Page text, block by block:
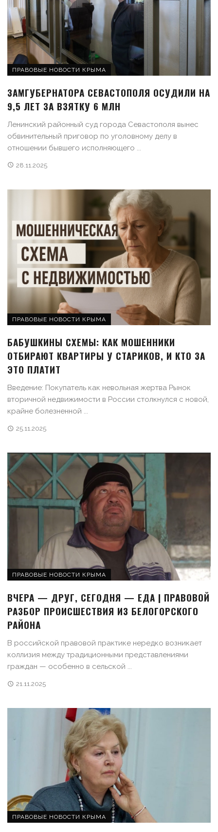
ПРАВОВЫЕ НОВОСТИ КРЫМА
ЗАМГУБЕРНАТОРА СЕВАСТОПОЛЯ ОСУДИЛИ НА
9,5 ЛЕТ ЗА ВЗЯТКУ 6 МЛН
Ленинский районный суд города Севастополя вынес
обвинительный приговор по уголовному делу в
отношении бывшего исполняющего ...
28.11.2025
ПРАВОВЫЕ НОВОСТИ КРЫМА
БАБУШКИНЫ СХЕМЫ: КАК МОШЕННИКИ
ОТБИРАЮТ КВАРТИРЫ У СТАРИКОВ, И КТО ЗА
ЭТО ПЛАТИТ
Введение: Покупатель как невольная жертва Рынок
вторичной недвижимости в России столкнулся с новой,
крайне болезненной ...
25.11.2025
ПРАВОВЫЕ НОВОСТИ КРЫМА
ВЧЕРА — ДРУГ, СЕГОДНЯ — ЕДА | ПРАВОВОЙ
РАЗБОР ПРОИСШЕСТВИЯ ИЗ БЕЛОГОРСКОГО
РАЙОНА
В российской правовой практике нередко возникает
коллизия между традиционными представлениями
граждан — особенно в сельской ...
21.11.2025
ПРАВОВЫЕ НОВОСТИ КРЫМА